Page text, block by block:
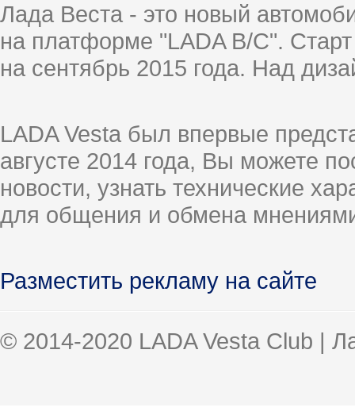
Лада Веста - это новый
на платформе "LADA B/C".
на сентябрь 2015 года. Над
LADA Vesta был впервые
августе 2014 года, Вы можете
новости, узнать технические
для общения и обмена
Разместить рекламу на сайте
© 2014-2020 LADA Vesta Club |